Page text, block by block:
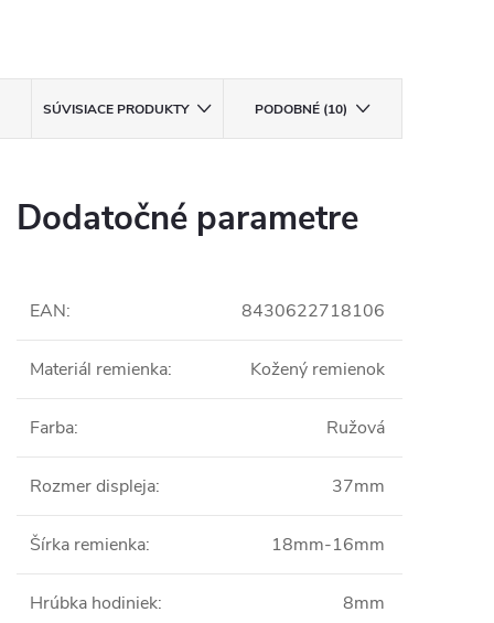
SÚVISIACE PRODUKTY PODOBNÉ (10)
Dodatočné parametre
EAN: 8430622718106
Materiál remienka: Kožený remienok
Farba: Ružová
Rozmer displeja: 37mm
Šírka remienka: 18mm-16mm
Hrúbka hodiniek: 8mm